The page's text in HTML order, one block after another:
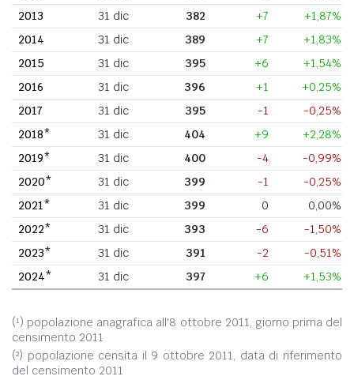
2013
31 dic 382 +7
+1,87%
2014
31 dic 389 +7
+1,83%
2015
31 dic 395 +6
+1,54%
2016
31 dic 396 +1
+0,25%
2017
31 dic 395 -1
-0,25%
2018*
31 dic 404 +9
+2,28%
2019*
31 dic 400 -4
-0,99%
2020*
31 dic 399 -1
-0,25%
2021*
31 dic 399 0
0,00%
2022*
31 dic 393 -6
-1,50%
2023*
31 dic 391 -2
-0,51%
2024*
31 dic 397 +6 +1,53%
(¹) popolazione anagrafica all'8 ottobre 2011, giorno prima del
censimento 2011
(²) popolazione censita il 9 ottobre 2011, data di riferimento
del censimento 2011